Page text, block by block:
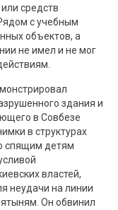
средств
с учебным
объектов, а
не имел и не мог
здания и
в Совбезе
в структурах
спящим детям
властей,
неудачи на линии
Он обвинил